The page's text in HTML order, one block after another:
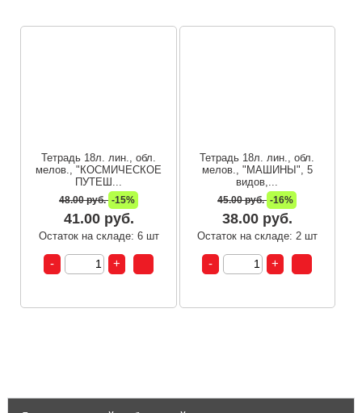
Тетрадь 18л. лин., обл.
мелов., "КОСМИЧЕСКОЕ
ПУТЕШ...
48.00 руб. -15%
41.00 руб.
Остаток на складе: 6 шт
Тетрадь 18л. лин., обл.
мелов., "МАШИНЫ", 5
видов,...
45.00 руб. -16%
38.00 руб.
Остаток на складе: 2 шт